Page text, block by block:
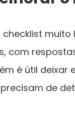
checklist
com
é útil deixar
de